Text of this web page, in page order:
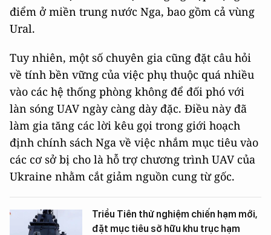
điểm ở miền trung nước Nga, bao gồm cả vùng
Ural.
Tuy nhiên, một số chuyên gia cũng đặt câu hỏi
về tính bền vững của việc phụ thuộc quá nhiều
vào các hệ thống phòng không để đối phó với
làn sóng UAV ngày càng dày đặc. Điều này đã
làm gia tăng các lời kêu gọi trong giới hoạch
định chính sách Nga về việc nhắm mục tiêu vào
các cơ sở bị cho là hỗ trợ chương trình UAV của
Ukraine nhằm cắt giảm nguồn cung từ gốc.
Triều Tiên thử nghiệm chiến hạm mới,
đặt mục tiêu sở hữu khu trục hạm